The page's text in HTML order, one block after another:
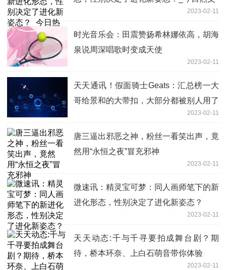
2023-02-11
时光音乐会：田震赞扬希林娜依高，胡海
泉说周深唱歌时变成天使
2023-02-11
天天通讯！假面骑士Geats：汇总榜一大
哥给景和的大带扣，大部分都被别人用了
2023-02-11
唐三逼出邪恶之神，粉丝一看笑出声，竟
然用“永恒之夜”冒充邪神
2023-02-11
微速讯：精灵宝可梦：同人画师笔下的新
进化形态，性别决定了进化新姿态？
2023-02-11
天天动态:千与千寻要拍成舞台剧？期
待，桥本环奈、上白石萌音带你体验
2023-02-11